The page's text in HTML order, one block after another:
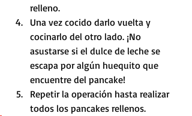
relleno.
Una vez cocido darlo vuelta y
cocinarlo del otro lado. ¡No
asustarse si el dulce de leche se
escapa por algún huequito que
encuentre del pancake!
Repetir la operación hasta realizar
todos los pancakes rellenos.